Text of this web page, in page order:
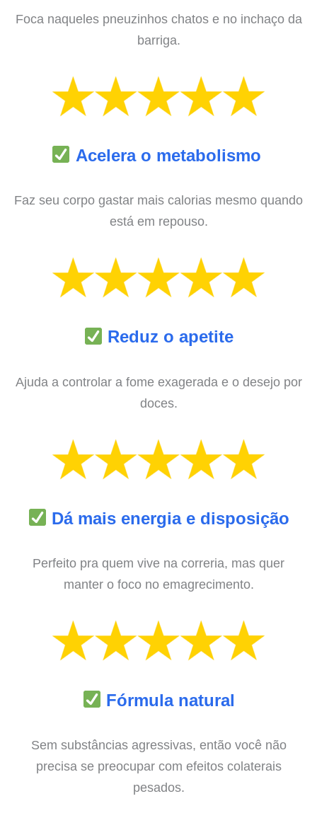
Foca naqueles pneuzinhos chatos e no inchaço da
barriga.
Acelera o metabolismo
Faz seu corpo gastar mais calorias mesmo quando
está em repouso.
Reduz o apetite
Ajuda a controlar a fome exagerada e o desejo por
doces.
Dá mais energia e disposição
Perfeito pra quem vive na correria, mas quer
manter o foco no emagrecimento.
Fórmula natural
Sem substâncias agressivas, então você não
precisa se preocupar com efeitos colaterais
pesados.